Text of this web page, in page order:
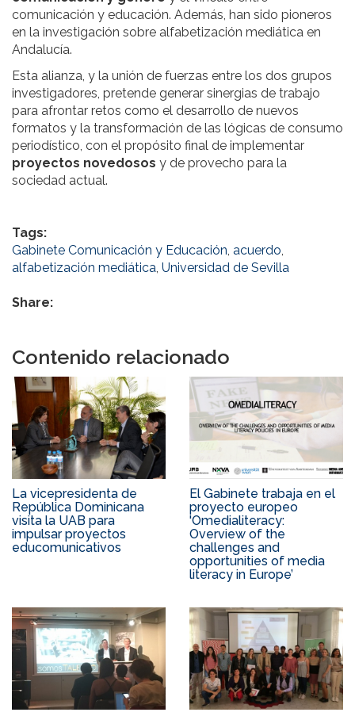
comunicación y educación. Además, han sido pioneros
en la investigación sobre alfabetización mediática en
Andalucía.
Esta alianza, y la unión de fuerzas entre los dos grupos
investigadores, pretende generar sinergias de trabajo
para afrontar retos como el desarrollo de nuevos
formatos y la transformación de las lógicas de consumo
periodístico, con el propósito final de implementar
proyectos novedosos y de provecho para la
sociedad actual.
Tags:
Gabinete Comunicación y Educación, acuerdo,
alfabetización mediática, Universidad de Sevilla
Share:
Contenido relacionado
La vicepresidenta de
República Dominicana
visita la UAB para
impulsar proyectos
educomunicativos
El Gabinete trabaja en el
proyecto europeo
'Omedialiteracy:
Overview of the
challenges and
opportunities of media
literacy in Europe’